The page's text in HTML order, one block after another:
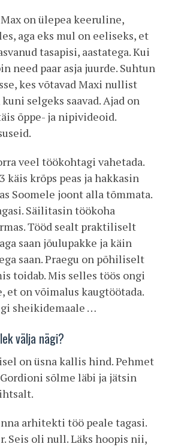
on ülepea keeruline,
aga eks mul on eeliseks, et
tasapisi, aastatega. Kui
need paar asja juurde. Suhtun
kes võtavad Maxi nullist
selgeks saavad. Ajad on
õppe- ja nipivideoid.
veel töökohtagi vahetada.
käis krõps peas ja hakkasin
Soomele joont alla tõmmata.
Säilitasin töökoha
Tööd sealt praktiliselt
saan jõulupakke ja käin
saan. Praegu on põhiliselt
toidab. Mis selles töös ongi
et on võimalus kaugtöötada.
sheikidemaale …
välja nägi?
on üsna kallis hind. Pehmet
sõlme läbi ja jätsin
arhitekti töö peale tagasi.
Seis oli null. Läks hoopis nii,